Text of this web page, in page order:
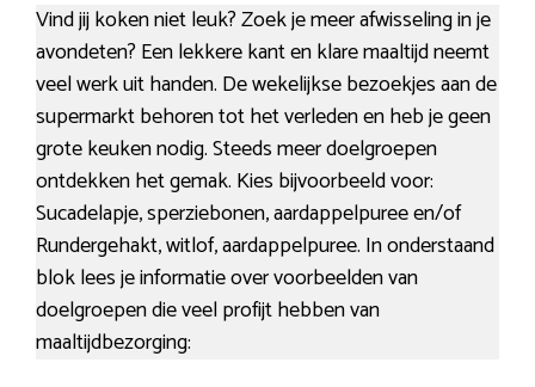
Vind jij koken niet leuk? Zoek je meer afwisseling in je
avondeten? Een lekkere kant en klare maaltijd neemt
veel werk uit handen. De wekelijkse bezoekjes aan de
supermarkt behoren tot het verleden en heb je geen
grote keuken nodig. Steeds meer doelgroepen
ontdekken het gemak. Kies bijvoorbeeld voor:
Sucadelapje, sperziebonen, aardappelpuree en/of
Rundergehakt, witlof, aardappelpuree. In onderstaand
blok lees je informatie over voorbeelden van
doelgroepen die veel profijt hebben van
maaltijdbezorging: